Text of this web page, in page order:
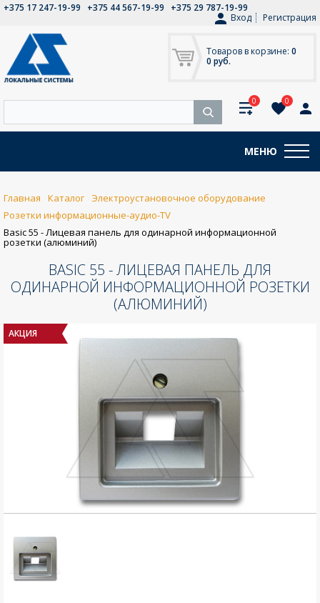
+375 17 247-19-99 +375 44 567-19-99
+375 29 787-19-99
Вход
Регистрация
Товаров в корзине: 0
0 руб.
0 0
МЕНЮ
Главная Каталог
Электроустановочное оборудование
Розетки информационные-аудио-TV
Basic 55 - Лицевая панель для одинарной информационной
розетки (алюминий)
BASIC 55 - ЛИЦЕВАЯ ПАНЕЛЬ ДЛЯ
ОДИНАРНОЙ ИНФОРМАЦИОННОЙ РОЗЕТКИ
(АЛЮМИНИЙ)
АКЦИЯ